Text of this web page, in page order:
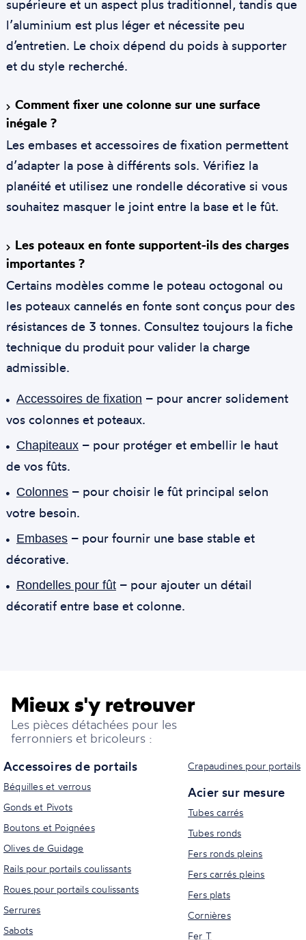
supérieure et un aspect plus traditionnel, tandis que
l’aluminium est plus léger et nécessite peu
d’entretien. Le choix dépend du poids à supporter
et du style recherché.
Comment fixer une colonne sur une surface
inégale ?
Les embases et accessoires de fixation permettent
d’adapter la pose à différents sols. Vérifiez la
planéité et utilisez une rondelle décorative si vous
souhaitez masquer le joint entre la base et le fût.
Les poteaux en fonte supportent-ils des charges
importantes ?
Certains modèles comme le poteau octogonal ou
les poteaux cannelés en fonte sont conçus pour des
résistances de 3 tonnes. Consultez toujours la fiche
technique du produit pour valider la charge
admissible.
Accessoires de fixation – pour ancrer solidement
vos colonnes et poteaux.
Chapiteaux– pour protéger et embellir le haut
de vos fûts.
Colonnes– pour choisir le fût principal selon
votre besoin.
Embases– pour fournir une base stable et
décorative.
Rondelles pour fût– pour ajouter un détail
décoratif entre base et colonne.
Mieux s'y retrouver
Les pièces détachées pour les
ferronniers et bricoleurs :
Accessoires de portails
Béquilles et verrous
Gonds et Pivots
Boutons et Poignées
Olives de Guidage
Rails pour portails coulissants
Roues pour portails coulissants
Serrures
Sabots
Crapaudines pour portails
Acier sur mesure
Tubes carrés
Tubes ronds
Fers ronds pleins
Fers carrés pleins
Fers plats
Cornières
Fer T